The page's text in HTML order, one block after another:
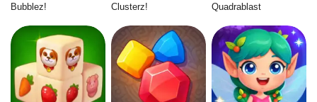
Bubblez! Clusterz! Quadrablast